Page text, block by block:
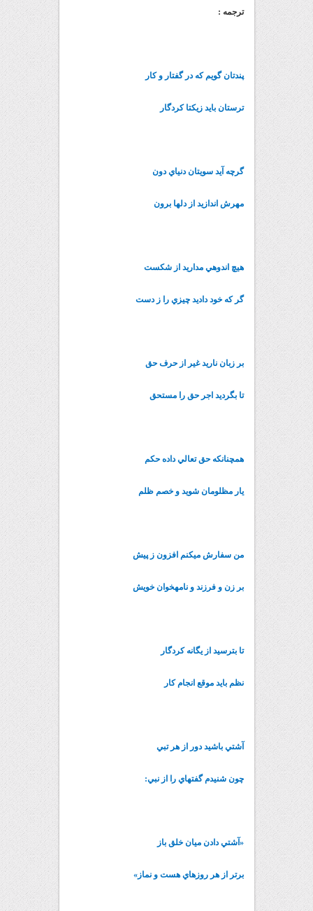
ترجمه :
پندتان گويم که در گفتار و کار
ترستان بايد زيکتا کردگار
گرچه آيد سويتان دنياي دون
مهرش اندازيد از دلها برون
هيچ اندوهي مداريد از شکست
گر که خود داديد چيزي را ز دست
بر زبان ناريد غير از حرف حق
تا بگرديد اجر حق را مستحق
همچنانکه حق تعالي داده حکم
يار مظلومان شويد و خصم ظلم
من سفارش مي‏کنم افزون ز پيش
بر زن و فرزند و نامه‏خوان خويش
تا بترسيد از يگانه کردگار
نظم بايد موقع انجام کار
آشتي باشيد دور از هر تبي
چون شنيدم گفته‏اي را از نبي:
«آشتي دادن ميان خلق باز
برتر از هر روزه‏اي هست و نماز»